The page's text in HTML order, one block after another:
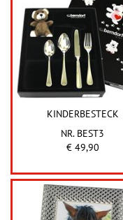
KINDERBESTECK
NR. BEST3
€ 49,90